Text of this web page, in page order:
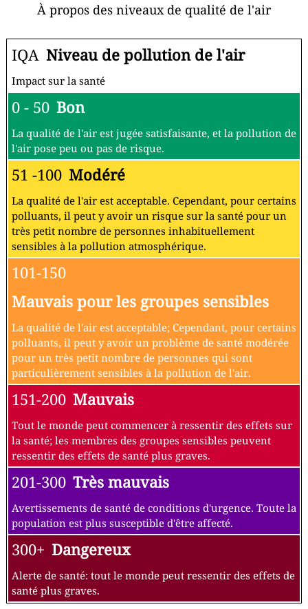
À propos des niveaux de qualité de l'air
IQA Niveau de pollution de l'air
Impact sur la santé
0 - 50 Bon
La qualité de l'air est jugée satisfaisante, et la pollution de
l'air pose peu ou pas de risque.
51 -100 Modéré
La qualité de l'air est acceptable. Cependant, pour certains
polluants, il peut y avoir un risque sur la santé pour un
très petit nombre de personnes inhabituellement
sensibles à la pollution atmosphérique.
101-150
Mauvais pour les groupes sensibles
La qualité de l'air est acceptable; Cependant, pour certains
polluants, il peut y avoir un problème de santé modérée
pour un très petit nombre de personnes qui sont
particulièrement sensibles à la pollution de l'air.
151-200 Mauvais
Tout le monde peut commencer à ressentir des effets sur
la santé; les membres des groupes sensibles peuvent
ressentir des effets de santé plus graves.
201-300 Très mauvais
Avertissements de santé de conditions d'urgence. Toute la
population est plus susceptible d'être affecté.
300+ Dangereux
Alerte de santé: tout le monde peut ressentir des effets de
santé plus graves.